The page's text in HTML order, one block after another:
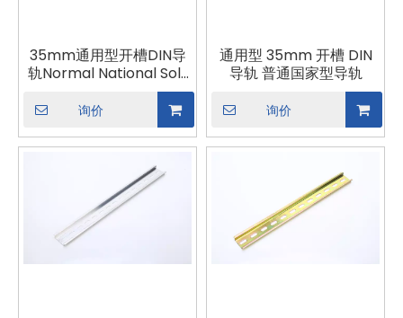
35mm通用型开槽DIN导
轨Normal National Solt
询价
通用型 35mm 开槽 DIN
导轨 普通国家型导轨
询价